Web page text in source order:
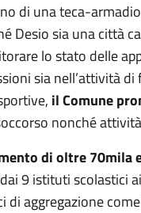
di una teca-
Desio sia una città
lo stato delle
sia nell’attività di
il Comune
nonché
di oltre 70mila
9 istituti scolastici
aggregazione